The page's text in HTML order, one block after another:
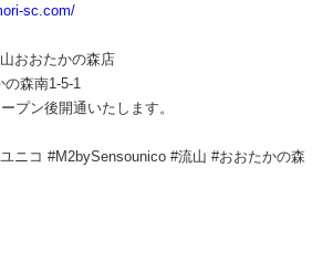
sc.com/
おおたかの森店
森南1-5-1
プン後開通いたします。
ニコ #M2bySensounico #流山 #おおたかの森